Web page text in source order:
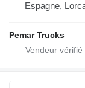
Espagne,
Pemar Trucks